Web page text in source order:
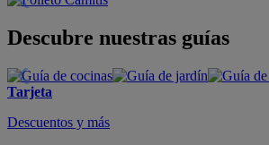
Descubre nuestras guías
Tarjeta
Descuentos y más